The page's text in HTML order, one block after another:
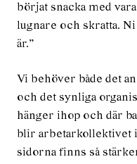
börjat snacka med
lugnare och skratta.
är.”
Vi behöver både det
och det synliga
hänger ihop och där
blir arbetarkollektivet i
sidorna finns så